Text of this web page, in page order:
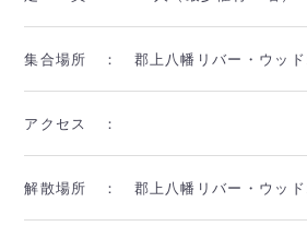
集合場所 ： 郡上八幡リバー・ウッ
アクセス ：
解散場所 ： 郡上八幡リバー・ウッ